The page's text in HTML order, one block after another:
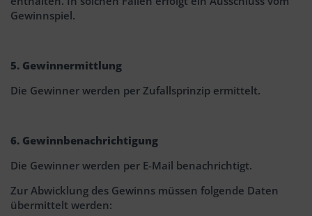
Gewinnspiel.
5. Gewinnermittlung
Die Gewinner werden per Zufallsprinzip ermittelt.
6. Gewinnbenachrichtigung
Die Gewinner werden per E-Mail benachrichtigt.
Zur Abwicklung des Gewinns müssen folgende Daten
übermittelt werden: